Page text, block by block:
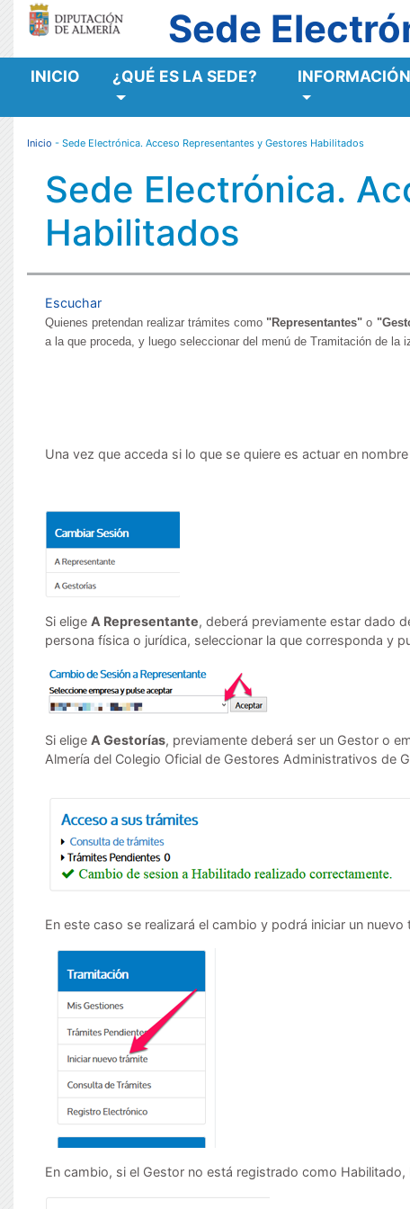
Sede
MENÚ RESPONSIVE
INICIO ¿QUÉ ES LA SEDE?
Inicio - Sede Electrónica. Acceso Representantes y Gestores Habilitados
Sede Electrónica.
Habilitados
Escuchar
Quienes pretendan realizar trámites como "Representantes"o
a la que proceda, y luego seleccionar del menú de Tramitación de la
Una vez que acceda si lo que se quiere es actuar en
Si elige A Representante, deberá previamente estar dado
persona física o jurídica, seleccionar la que corresponda y
Si elige A Gestorías, previamente deberá ser un Gestor o
Almería del Colegio Oficial de Gestores Administrativos de
En este caso se realizará el cambio y podrá iniciar un
En cambio, si el Gestor no está registrado como